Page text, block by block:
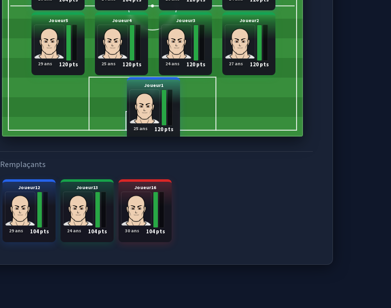
Joueur1
120 pts
25 ans
Joueur5
120 pts
29 ans
Joueur4
120 pts
25 ans
Joueur3
120 pts
24 ans
Joueur2
120 pts
27 ans
Remplaçants
Joueur12
104 pts
29 ans
Joueur13
104 pts
24 ans
Joueur16
104 pts
30 ans